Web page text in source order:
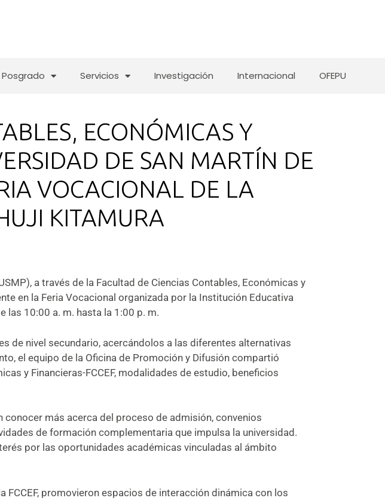
Servicios Investigación Internacional OFEPU
ECONÓMICAS Y
DE SAN MARTÍN DE
VOCACIONAL DE LA
KITAMURA
a través de la Facultad de Ciencias Contables, Económicas y
en la Feria Vocacional organizada por la Institución Educativa
las 10:00 a. m. hasta la 1:00 p. m.
de nivel secundario, acercándolos a las diferentes alternativas
el equipo de la Oficina de Promoción y Difusión compartió
y Financieras-FCCEF, modalidades de estudio, beneficios
más acerca del proceso de admisión, convenios
de formación complementaria que impulsa la universidad.
por las oportunidades académicas vinculadas al ámbito
promovieron espacios de interacción dinámica con los